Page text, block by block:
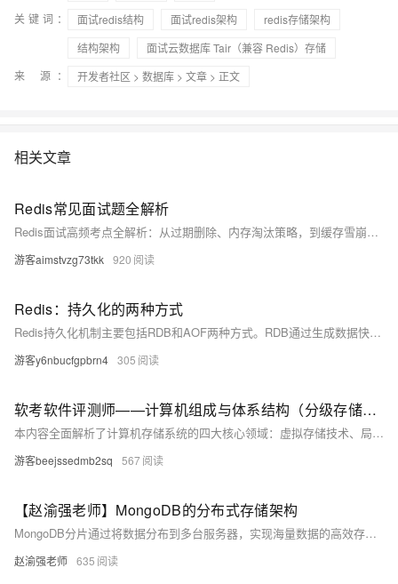
关键词：
面试redis结构 面试redis架构
redis存储架构
结构架构
面试云数据库 Tair（兼容 Redis）存储
来 源：
开发者社区 > 数据库 > 文章 > 正文
相关文章
Redis常见面试题全解析
Redis面试高频考点全解析：从过期删除、内存淘汰策略，到缓存雪崩、击穿、穿透及BigKey问题，深入原理与实战解决方案，助你轻松应对技术挑战，提升系统性能与稳定性。（238字）
游客aimstvzg73tkk 920
Redis：持久化的两种方式
Redis持久化机制主要包括RDB和AOF两种方式。RDB通过生成数据快照进行持久化，支持手动或自动触发，具有加载速度快、文件紧凑等特点，但无法实时保存数据。AOF则记录每个操作命令，保障数据更安全，支持多种写入策略，并可通过重写机制优化文件大小。两者各有优劣，常结合使用以兼顾性能与数据安全。
游客y6nbucfgpbrn4 305
软考软件评测师——计算机组成与体系结构（分级存储架构）
本内容全面解析了计算机存储系统的四大核心领域：虚拟存储技术、局部性原理、分级存储体系架构及存储器类型。虚拟存储通过软硬件协同扩展内存，支持动态加载与地址转换；局部性原理揭示程序运行特性，指导缓存设计优化；分级存储架构从寄存器到外存逐级扩展，平衡速度、容量与成本；存储器类型按寻址和访问方式分类，并介绍新型存储技术。最后探讨了存储系统未来优化趋势，如异构集成、智能预取和近存储计算等，为突破性能瓶颈提供了新方向。
游客beejssedmb2sq 567
【赵渝强老师】MongoDB的分布式存储架构
MongoDB分片通过将数据分布到多台服务器，实现海量数据的高效存储与读写。其架构包含路由、配置服务器和分片服务器，支持水平扩展，结合复制集保障高可用性，适用于大规模生产环境。
赵渝强老师 635